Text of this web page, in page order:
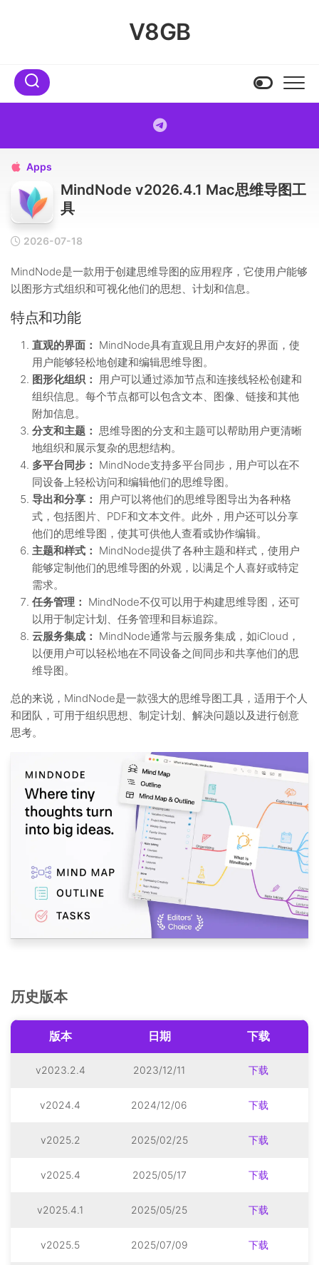
V8GB
 Apps
MindNode v2026.4.1 Mac思维导图工
具
2026-07-18
MindNode是一款用于创建思维导图的应用程序，它使用户能够
以图形方式组织和可视化他们的思想、计划和信息。
特点和功能
直观的界面： MindNode具有直观且用户友好的界面，使
用户能够轻松地创建和编辑思维导图。
图形化组织： 用户可以通过添加节点和连接线轻松创建和
组织信息。每个节点都可以包含文本、图像、链接和其他
附加信息。
分支和主题： 思维导图的分支和主题可以帮助用户更清晰
地组织和展示复杂的思想结构。
多平台同步： MindNode支持多平台同步，用户可以在不
同设备上轻松访问和编辑他们的思维导图。
导出和分享： 用户可以将他们的思维导图导出为各种格
式，包括图片、PDF和文本文件。此外，用户还可以分享
他们的思维导图，使其可供他人查看或协作编辑。
主题和样式： MindNode提供了各种主题和样式，使用户
能够定制他们的思维导图的外观，以满足个人喜好或特定
需求。
任务管理： MindNode不仅可以用于构建思维导图，还可
以用于制定计划、任务管理和目标追踪。
云服务集成： MindNode通常与云服务集成，如iCloud，
以便用户可以轻松地在不同设备之间同步和共享他们的思
维导图。
总的来说，MindNode是一款强大的思维导图工具，适用于个人
和团队，可用于组织思想、制定计划、解决问题以及进行创意
思考。
历史版本
版本 日期 下载
v2023.2.4 2023/12/11 下载
v2024.4 2024/12/06 下载
v2025.2 2025/02/25 下载
v2025.4 2025/05/17 下载
v2025.4.1 2025/05/25 下载
v2025.5 2025/07/09 下载